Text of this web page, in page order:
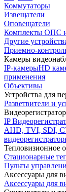
Коммутаторы
Извещатели
Оповещатели
Комплекты ОПС
Другие
Приемно-
Камеры
IP-камерыHD
применения
Объективы
Устройства для
Разветвители и
IP
AHD, TVI, SDI,
Тепловизионное
Стационарные
Пульты
Аксессуары для
Аксессуары для